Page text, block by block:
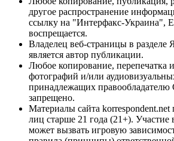
другое распространение
ссылку на "Интерфакс-Украина",
воспрещается.
Владелец веб-страницы в разделе
является автор публикации.
Любое копирование, перепечатка
фотографий и/или
принадлежащих правообладателю
запрещено.
Материалы сайта korrespondent.net
лиц старше 21 года (21+). Участие
может вызвать игровую